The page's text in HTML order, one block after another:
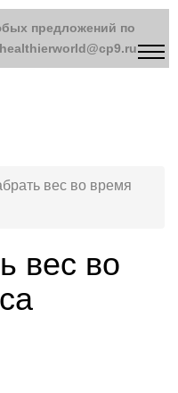
вес во время
вес во
предложений по